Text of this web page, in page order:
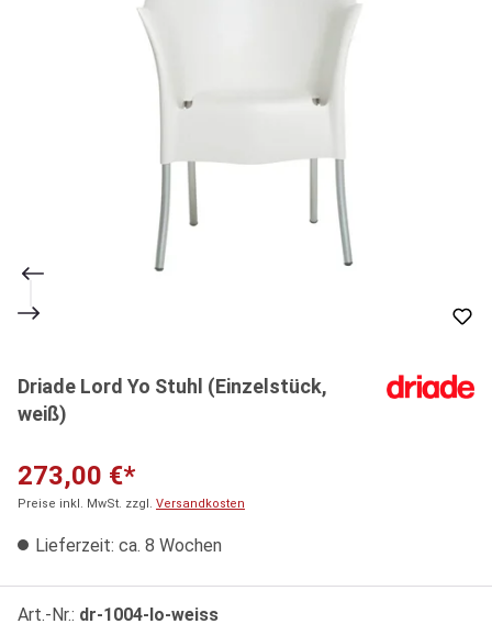
Driade Lord Yo Stuhl (Einzelstück,
weiß)
273,00 €*
Preise inkl. MwSt. zzgl. Versandkosten
Lieferzeit: ca. 8 Wochen
Art.-Nr.: dr-1004-lo-weiss